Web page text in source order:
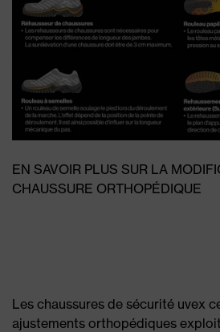
EN SAVOIR PLUS SUR LA
CHAUSSURE ORTHOPÉDIQUE
Les chaussures de sécurité uvex
ajustements orthopédiques